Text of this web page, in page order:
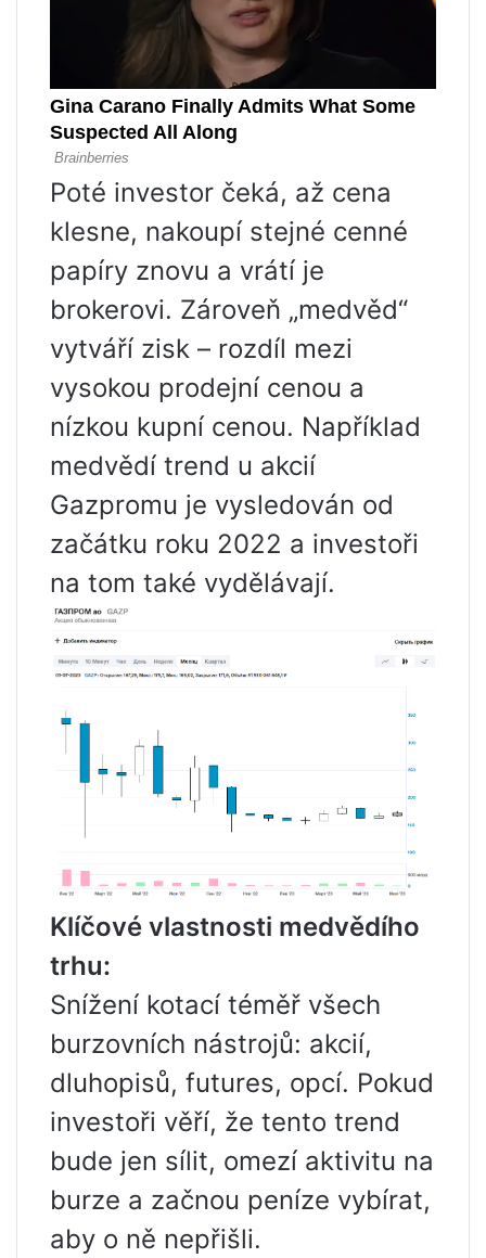
Poté investor čeká, až cena
klesne, nakoupí stejné cenné
papíry znovu a vrátí je
brokerovi. Zároveň „medvěd“
vytváří zisk – rozdíl mezi
vysokou prodejní cenou a
nízkou kupní cenou. Například
medvědí trend u akcií
Gazpromu je vysledován od
začátku roku 2022 a investoři
na tom také vydělávají.
Klíčové vlastnosti medvědího
trhu:
Snížení kotací téměř všech
burzovních nástrojů: akcií,
dluhopisů, futures, opcí. Pokud
investoři věří, že tento trend
bude jen sílit, omezí aktivitu na
burze a začnou peníze vybírat,
aby o ně nepřišli.